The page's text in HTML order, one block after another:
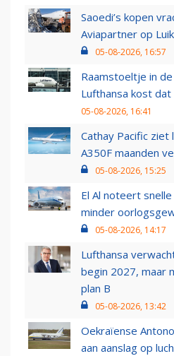
Saoedi’s kopen
Aviapartner op
05-08-2026, 16:57
Raamstoeltje in
Lufthansa kost
05-08-2026, 16:41
Cathay Pacific
A350F maanden
05-08-2026, 15:25
El Al noteert
minder
05-08-2026, 14:17
Lufthansa
begin 2027, maar
plan B
05-08-2026, 13:42
Oekraïense
aan aanslag op